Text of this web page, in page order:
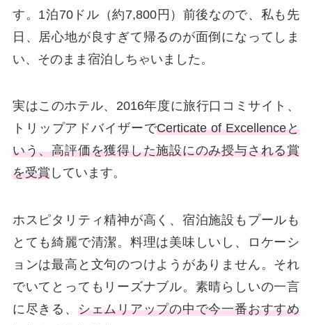
す。1泊70ドル（約7,800円）前後なので、私も先
日、居心地が良すぎて帰るのが面倒になってしま
い、そのまま宿泊しちゃいました。
実はこのホテル、2016年度に旅行口コミサイト、
トリップアドバイザーでCerticate of Excellenceと
いう、高評価を獲得した施設にのみ授与される賞
を受賞しています。
ホスピタリティ精神が高く、宿泊施設もプールも
とても綺麗で清潔。料理は美味しいし、ロケーシ
ョンは最高と文句のつけようがありません。それ
でいてとってもリーズナブル。素晴らしいの一言
に尽きる、 シェムリアップの中で今一番おすすめ